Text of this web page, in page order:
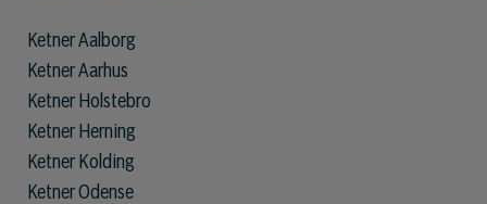
Ketner Aalborg
Ketner Aarhus
Ketner Holstebro
Ketner Herning
Ketner Kolding
Ketner Odense